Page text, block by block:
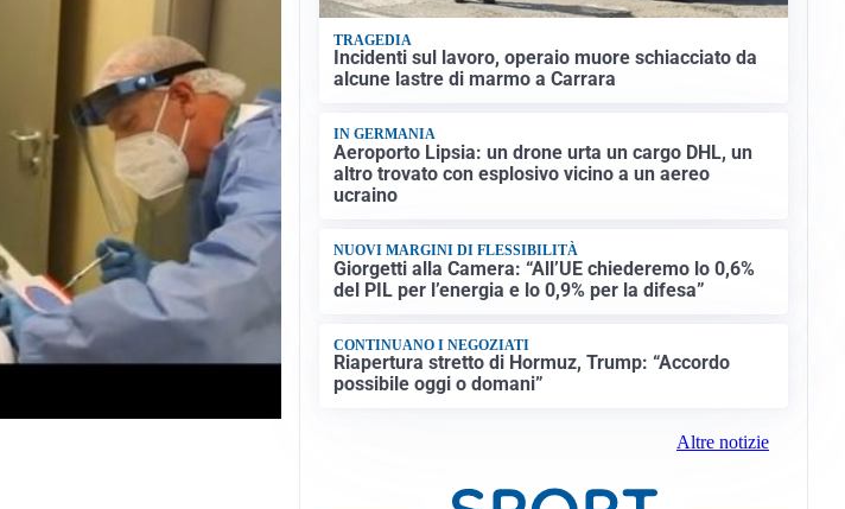
TRAGEDIA
Incidenti sul lavoro, operaio muore schiacciato da
alcune lastre di marmo a Carrara
IN GERMANIA
Aeroporto Lipsia: un drone urta un cargo DHL, un
altro trovato con esplosivo vicino a un aereo
ucraino
NUOVI MARGINI DI FLESSIBILITÀ
Giorgetti alla Camera: “All’UE chiederemo lo 0,6%
del PIL per l’energia e lo 0,9% per la difesa”
CONTINUANO I NEGOZIATI
Riapertura stretto di Hormuz, Trump: “Accordo
possibile oggi o domani”
Altre notizie